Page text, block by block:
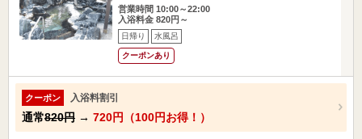
営業時間 10:00～22:00
入浴料金 820円～
日帰り 水風呂
クーポンあり
クーポン 入浴料割引
通常820円 → 720円（100円お得！）